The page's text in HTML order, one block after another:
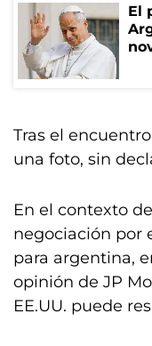
El
Tras el
una foto, sin
En el contexto
negociación por
para argentina,
opinión de JP
EE.UU. puede